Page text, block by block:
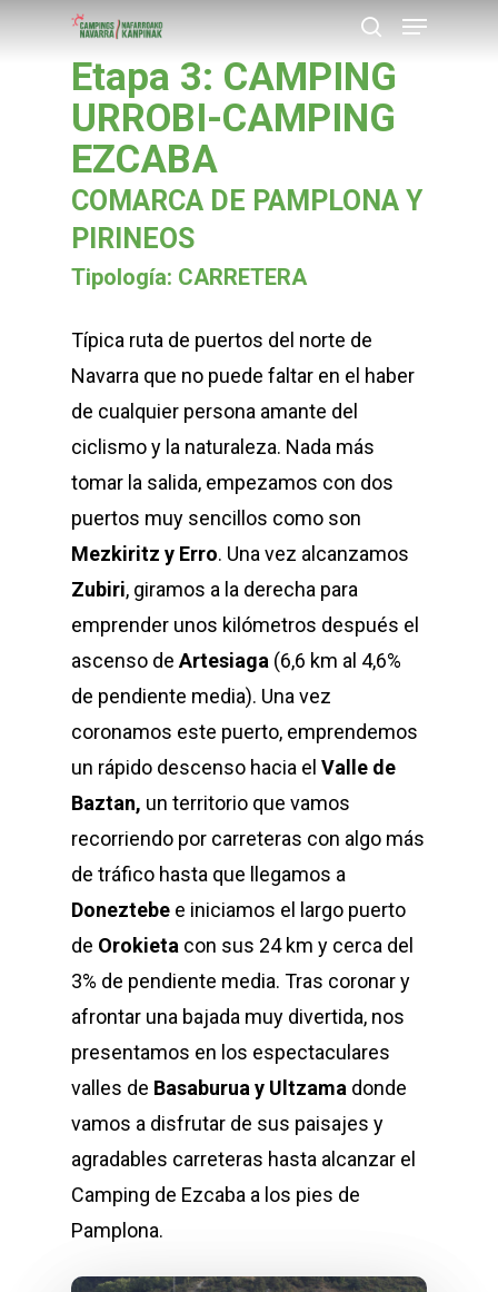
Menu
Etapa 3: CAMPING
URROBI-CAMPING
EZCABA
COMARCA DE PAMPLONA Y
PIRINEOS
Tipología: CARRETERA
Típica ruta de puertos del norte de
Navarra que no puede faltar en el haber
de cualquier persona amante del
ciclismo y la naturaleza. Nada más
tomar la salida, empezamos con dos
puertos muy sencillos como son
Mezkiritz y Erro. Una vez alcanzamos
Zubiri, giramos a la derecha para
emprender unos kilómetros después el
ascenso de Artesiaga (6,6 km al 4,6%
de pendiente media). Una vez
coronamos este puerto, emprendemos
un rápido descenso hacia el Valle de
Baztan, un territorio que vamos
recorriendo por carreteras con algo más
de tráfico hasta que llegamos a
Doneztebe e iniciamos el largo puerto
de Orokieta con sus 24 km y cerca del
3% de pendiente media. Tras coronar y
afrontar una bajada muy divertida, nos
presentamos en los espectaculares
valles de Basaburua y Ultzama donde
vamos a disfrutar de sus paisajes y
agradables carreteras hasta alcanzar el
Camping de Ezcaba a los pies de
Pamplona.